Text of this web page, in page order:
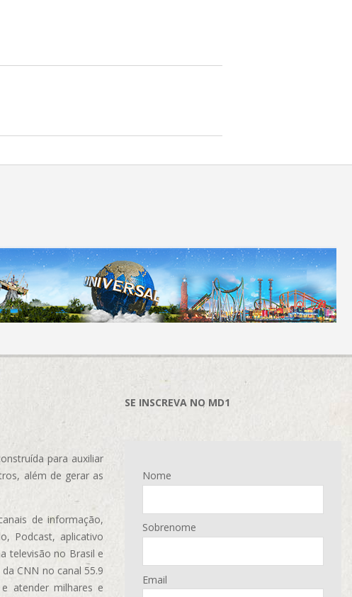
para auxiliar
além de gerar as
de informação,
Podcast, aplicativo
televisão no Brasil e
CNN no canal 55.9
atender milhares e
SE INSCREVA NO MD1
Nome
Sobrenome
Email